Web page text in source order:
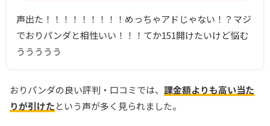
声出た！！！！！！！！！めっちゃアドじゃない！？マジ
でおりパンダと相性いい！！！てか151開けたいけど悩む
ううううう
おりパンダの良い評判・口コミでは、 課金額よりも高い当た
りが引けたという声が多く見られました。